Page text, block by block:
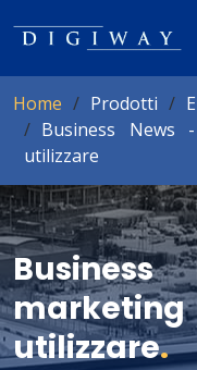
Home Prodotti
Business News
utilizzare
utilizzare.